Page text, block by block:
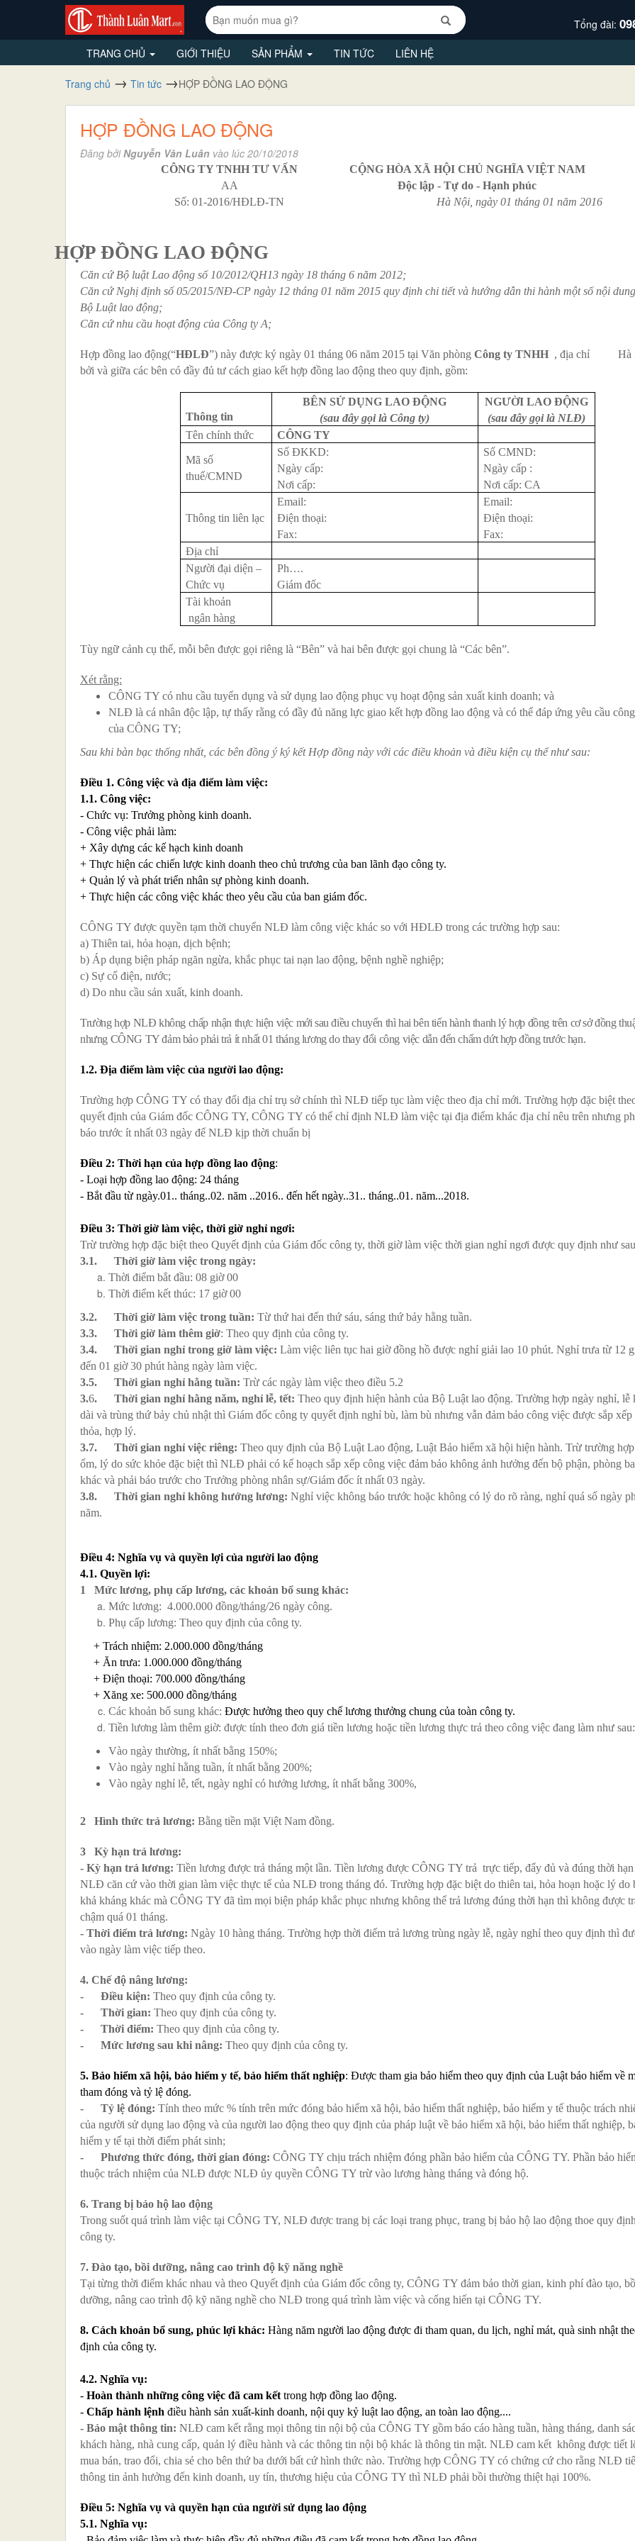
Tổng đài:
TRANG CHỦ GIỚI THIỆU SẢN PHẨM TIN TỨC LIÊN HỆ
Trang chủ Tin tức HỢP ĐỒNG LAO ĐỘNG
HỢP ĐỒNG LAO ĐỘNG
Đăng bởiNguyễn Văn Luân vào lúc 20/10/2018
CÔNG TY TNHH TƯ VẤN
AA
CỘNG HÒA XÃ HỘI CHỦ NGHĨA VIỆT NAM
Độc lập - Tự do - Hạnh phúc
Số: 01-2016/HĐLĐ-TN Hà Nội, ngày 01 tháng 01 năm 2016
HỢP ĐỒNG LAO ĐỘNG
Căn cứ Bộ luật Lao động số 10/2012/QH13 ngày 18 tháng 6 năm 2012;
Căn cứ Nghị định số 05/2015/NĐ-CP ngày 12 tháng 01 năm 2015 quy định chi tiết và hướng dẫn thi hành một số nội
Bộ Luật lao động;
Căn cứ nhu cầu hoạt động của Công ty A;
Hợp đồng lao động(“HĐLĐ”) này được ký ngày 01 tháng 06 năm 2015 tại Văn phòng Công ty TNHH , địa chỉ Hà
bởi và giữa các bên có đầy đủ tư cách giao kết hợp đồng lao động theo quy định, gồm:
Thông tin
BÊN SỬ DỤNG LAO ĐỘNG
(sau đây gọi là Công ty)
NGƯỜI LAO ĐỘNG
(sau đây gọi là NLĐ)
Tên chính thức
CÔNG TY
Mã số
thuế/CMND
Số ĐKKD:
Ngày cấp:
Nơi cấp:
Số CMND:
Ngày cấp :
Nơi cấp: CA
Thông tin liên lạc
Email:
Điện thoại:
Fax:
Email:
Điện thoại:
Fax:
Địa chỉ
Người đại diện –
Chức vụ
Ph….
Giám đốc
Tài khoản
ngân hàng
Tùy ngữ cảnh cụ thể, mỗi bên được gọi riêng là “Bên” và hai bên được gọi chung là “Các bên”.
Xét rằng:
CÔNG TY có nhu cầu tuyển dụng và sử dụng lao động phục vụ hoạt động sản xuất kinh doanh; và
NLĐ là cá nhân độc lập, tự thấy rằng có đầy đủ năng lực giao kết hợp đồng lao động và có thể đáp ứng yêu cầu
của CÔNG TY;
Sau khi bàn bạc thống nhất, các bên đồng ý ký kết Hợp đồng này với các điều khoản và điều kiện cụ thể như sau:
Điều 1. Công việc và địa điểm làm việc:
1.1. Công việc:
- Chức vụ: Trưởng phòng kinh doanh.
- Công việc phải làm:
+ Xây dựng các kế hạch kinh doanh
+ Thực hiện các chiến lược kinh doanh theo chủ trương của ban lãnh đạo công ty.
+ Quản lý và phát triển nhân sự phòng kinh doanh.
+ Thực hiện các công việc khác theo yêu cầu của ban giám đốc.
CÔNG TY được quyền tạm thời chuyển NLĐ làm công việc khác so với HĐLĐ trong các trường hợp sau:
a) Thiên tai, hỏa hoạn, dịch bệnh;
b) Áp dụng biện pháp ngăn ngừa, khắc phục tai nạn lao động, bệnh nghề nghiệp;
c) Sự cố điện, nước;
d) Do nhu cầu sản xuất, kinh doanh.
Trường hợp NLĐ không chấp nhận thực hiện việc mới sau điều chuyển thì hai bên tiến hành thanh lý hợp đồng trên cơ sở đồng
nhưng CÔNG TY đảm bảo phải trả ít nhất 01 tháng lương do thay đổi công việc dẫn đến chấm dứt hợp đồng trước hạn.
1.2. Địa điểm làm việc của người lao động:
Trường hợp CÔNG TY có thay đổi địa chỉ trụ sở chính thì NLĐ tiếp tục làm việc theo địa chỉ mới. Trường hợp đặc biệt
quyết định của Giám đốc CÔNG TY, CÔNG TY có thể chỉ định NLĐ làm việc tại địa điểm khác địa chỉ nêu trên nhưng
báo trước ít nhất 03 ngày để NLĐ kịp thời chuẩn bị
Điều 2: Thời hạn của hợp đồng lao động:
- Loại hợp đồng lao động: 24 tháng
- Bắt đầu từ ngày.01.. tháng..02. năm ..2016.. đến hết ngày..31.. tháng..01. năm...2018.
Điều 3: Thời giờ làm việc, thời giờ nghỉ ngơi:
Trừ trường hợp đặc biệt theo Quyết định của Giám đốc công ty, thời giờ làm việc thời gian nghỉ ngơi được quy định như
3.1. Thời giờ làm việc trong ngày:
Thời điểm bắt đầu: 08 giờ 00
Thời điểm kết thúc: 17 giờ 00
3.2. Thời giờ làm việc trong tuần: Từ thứ hai đến thứ sáu, sáng thứ bảy hằng tuần.
3.3. Thời giờ làm thêm giờ: Theo quy định của công ty.
3.4. Thời gian nghỉ trong giờ làm việc: Làm việc liên tục hai giờ đồng hồ được nghỉ giải lao 10 phút. Nghỉ trưa từ 12
đến 01 giờ 30 phút hàng ngày làm việc.
3.5. Thời gian nghỉ hằng tuần: Trừ các ngày làm việc theo điều 5.2
3.6. Thời gian nghỉ hằng năm, nghỉ lễ, tết: Theo quy định hiện hành của Bộ Luật lao động. Trường hợp ngày nghỉ, lễ
dài và trùng thứ bảy chủ nhật thì Giám đốc công ty quyết định nghỉ bù, làm bù nhưng vẫn đảm bảo công việc được sắp xếp
thỏa, hợp lý.
3.7. Thời gian nghỉ việc riêng: Theo quy định của Bộ Luật Lao động, Luật Bảo hiểm xã hội hiện hành. Trừ trường
ốm, lý do sức khỏe đặc biệt thì NLĐ phải có kế hoạch sắp xếp công việc đảm bảo không ảnh hưởng đến bộ phận, phòng
khác và phải báo trước cho Trưởng phòng nhân sự/Giám đốc ít nhất 03 ngày.
3.8. Thời gian nghỉ không hưởng lương: Nghỉ việc không báo trước hoặc không có lý do rõ ràng, nghỉ quá số ngày
năm.
Điều 4: Nghĩa vụ và quyền lợi của người lao động
4.1. Quyền lợi:
1 Mức lương, phụ cấp lương, các khoản bổ sung khác:
Mức lương: 4.000.000 đồng/tháng/26 ngày công.
Phụ cấp lương: Theo quy định của công ty.
+ Trách nhiệm: 2.000.000 đồng/tháng
+ Ăn trưa: 1.000.000 đồng/tháng
+ Điện thoại: 700.000 đồng/tháng
+ Xăng xe: 500.000 đồng/tháng
Các khoản bổ sung khác: Được hưởng theo quy chế lương thưởng chung của toàn công ty.
Tiền lương làm thêm giờ: được tính theo đơn giá tiền lương hoặc tiền lương thực trả theo công việc đang làm như sau:
Vào ngày thường, ít nhất bằng 150%;
Vào ngày nghỉ hằng tuần, ít nhất bằng 200%;
Vào ngày nghỉ lễ, tết, ngày nghỉ có hưởng lương, ít nhất bằng 300%,
2 Hình thức trả lương: Bằng tiền mặt Việt Nam đồng.
3 Kỳ hạn trả lương:
- Kỳ hạn trả lương: Tiền lương được trả tháng một lần. Tiền lương được CÔNG TY trả trực tiếp, đẩy đủ và đúng thời
NLĐ căn cứ vào thời gian làm việc thực tế của NLĐ trong tháng đó. Trường hợp đặc biệt do thiên tai, hỏa hoạn hoặc lý do
khả kháng khác mà CÔNG TY đã tìm mọi biện pháp khắc phục nhưng không thể trả lương đúng thời hạn thì không được
chậm quá 01 tháng.
- Thời điểm trả lương: Ngày 10 hàng tháng. Trường hợp thời điểm trả lương trùng ngày lễ, ngày nghỉ theo quy định thì
vào ngày làm việc tiếp theo.
4. Chế độ nâng lương:
- Điều kiện: Theo quy định của công ty.
- Thời gian: Theo quy định của công ty.
- Thời điểm: Theo quy định của công ty.
- Mức lương sau khi nâng: Theo quy định của công ty.
5. Bảo hiểm xã hội, bảo hiểm y tế, bảo hiểm thất nghiệp: Được tham gia bảo hiểm theo quy định của Luật bảo hiểm về
tham đóng và tỷ lệ đóng.
-
Tỷ lệ đóng: Tính theo mức % tính trên mức đóng bảo hiểm xã hội, bảo hiểm thất nghiệp, bảo hiểm y tế thuộc trách
của người sử dụng lao động và của người lao động theo quy định của pháp luật về bảo hiểm xã hội, bảo hiểm thất nghiệp,
hiểm y tế tại thời điểm phát sinh;
- Phương thức đóng, thời gian đóng: CÔNG TY chịu trách nhiệm đóng phần bảo hiểm của CÔNG TY. Phần bảo
thuộc trách nhiệm của NLĐ được NLĐ ủy quyền CÔNG TY trừ vào lương hàng tháng và đóng hộ.
6. Trang bị bảo hộ lao động
Trong suốt quá trình làm việc tại CÔNG TY, NLĐ được trang bị các loại trang phục, trang bị bảo hộ lao động thoe quy
công ty.
7. Đào tạo, bồi dưỡng, nâng cao trình độ kỹ năng nghề
Tại từng thời điểm khác nhau và theo Quyết định của Giám đốc công ty, CÔNG TY đảm bảo thời gian, kinh phí đào tạo,
dưỡng, nâng cao trình độ kỹ năng nghề cho NLĐ trong quá trình làm việc và cống hiến tại CÔNG TY.
8. Cách khoản bổ sung, phúc lợi khác: Hàng năm người lao động được đi tham quan, du lịch, nghỉ mát, quà sinh nhật
định của công ty.
4.2. Nghĩa vụ:
- Hoàn thành những công việc đã cam kết trong hợp đồng lao động.
- Chấp hành lệnh điều hành sản xuất-kinh doanh, nội quy kỷ luật lao động, an toàn lao động....
- Bảo mật thông tin: NLĐ cam kết rằng mọi thông tin nội bộ của CÔNG TY gồm báo cáo hàng tuần, hàng tháng, danh
khách hàng, nhà cung cấp, quản lý điều hành và các thông tin nội bộ khác là thông tin mật. NLĐ cam kết không được tiết
mua bán, trao đổi, chia sẻ cho bên thứ ba dưới bất cứ hình thức nào. Trường hợp CÔNG TY có chứng cứ cho rằng NLĐ
thông tin ảnh hưởng đến kinh doanh, uy tín, thương hiệu của CÔNG TY thì NLĐ phải bồi thường thiệt hại 100%.
Điều 5: Nghĩa vụ và quyền hạn của người sử dụng lao động
5.1. Nghĩa vụ: